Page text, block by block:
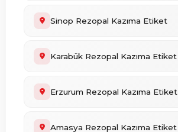
Sinop Rezopal Kazıma Etiket
Karabük Rezopal Kazıma Etiket
Erzurum Rezopal Kazıma Etiket
Amasya Rezopal Kazıma Etiket